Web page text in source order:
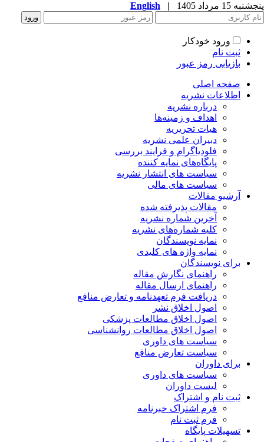
15 مرداد 1405 |
English
ورود خودکار
ثبت نام
بازیابی رمز عبور
صفحه اصلی
اطلاعات نشریه
درباره نشریه
اهداف و زمینه‌ها
هیات تحریریه
دبیران علمی نشریه
فلودیاگرام و فرایند بررسی
پایگاه‌های نمایه کننده
سیاست های انتشار نشریه
سیاست های مالی
آرشیو مقالات
مقالات پذیرفته شده
آخرین شماره نشریه
کلیه شماره‌های نشریه
نمایه نویسندگان
نمایه واژه های کلیدی
برای نویسندگان
راهنمای نگارش مقاله
راهنمای ارسال مقاله
دریافت فرم تعهدنامه و تعارض منافع
اصول اخلاق نشر
اصول اخلاق مطالعات پزشکی
اصول اخلاق مطالعات روانشناسی
سیاست های داوری
سیاست تعارض منافع
برای داوران
سیاست های داوری
لیست داوران
ثبت نام و اشتراک
فرم اشتراک خبرنامه
فرم ثبت نام
تسهیلات پایگاه